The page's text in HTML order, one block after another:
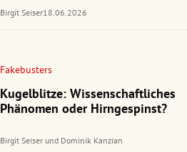
Birgit Seiser18.06.2026
Fakebusters
Kugelblitze: Wissenschaftliches
Phänomen oder Hirngespinst?
Birgit Seiser und Dominik Kanzian